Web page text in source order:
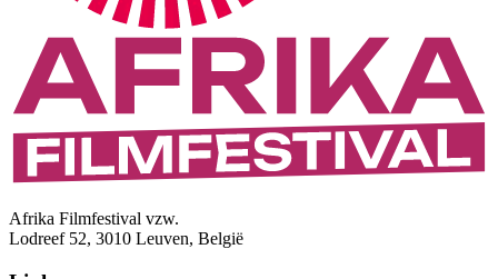
Afrika Filmfestival vzw.
Lodreef 52, 3010 Leuven, België